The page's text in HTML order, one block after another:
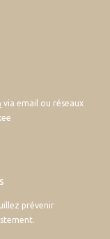
via email ou réseaux
prévenir